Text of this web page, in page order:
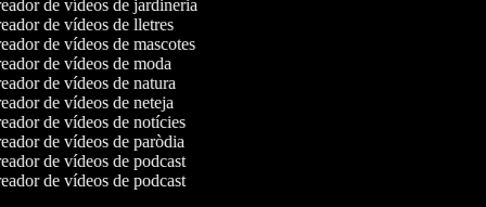
de vídeos de jardineria
de vídeos de lletres
de vídeos de mascotes
de vídeos de moda
de vídeos de natura
de vídeos de neteja
de vídeos de notícies
de vídeos de paròdia
de vídeos de podcast
de vídeos de podcast